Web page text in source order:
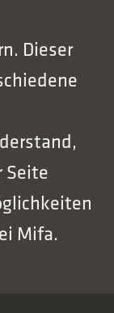
Dieser
Seite
Mifa.